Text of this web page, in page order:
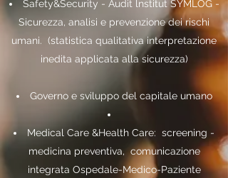
Università di Firenze
Tower Watson, già Wattson Waytt
Safety&Security - Audit lnstitut SYMLOG -
Sicurezza, analisi e prevenzione dei rischi
umani. (statistica qualitativa interpretazione
inedita applicata alla sicurezza)
Governo e sviluppo del capitale umano
Medical Care &Health Care: screening -
medicina preventiva, comunicazione
integrata Ospedale-Medico-Paziente